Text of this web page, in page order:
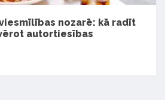
nozarē: kā radīt
autortiesības